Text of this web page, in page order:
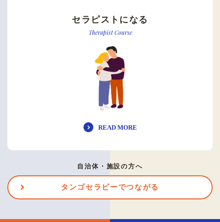
セラピストになる
Therapist Course
READ MORE
自治体・施設の方へ
タンゴセラピーでつながる